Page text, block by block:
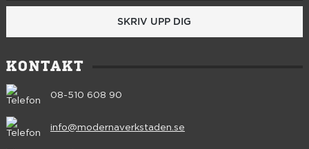
SKRIV UPP DIG
KONTAKT
08-510 608 90
info@modernaverkstaden.se